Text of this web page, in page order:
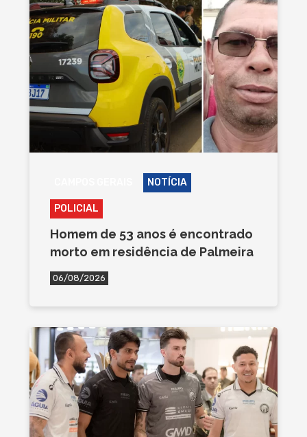
NOTÍCIA
POLICIAL
Homem de 53 anos é encontrado
morto em residência de Palmeira
06/08/2026